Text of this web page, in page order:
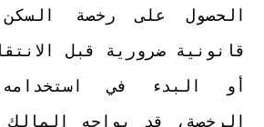
الحصول على رخصة
قانونية ضرورية قبل
أو البدء في
الرخصة، قد يواجه المالك